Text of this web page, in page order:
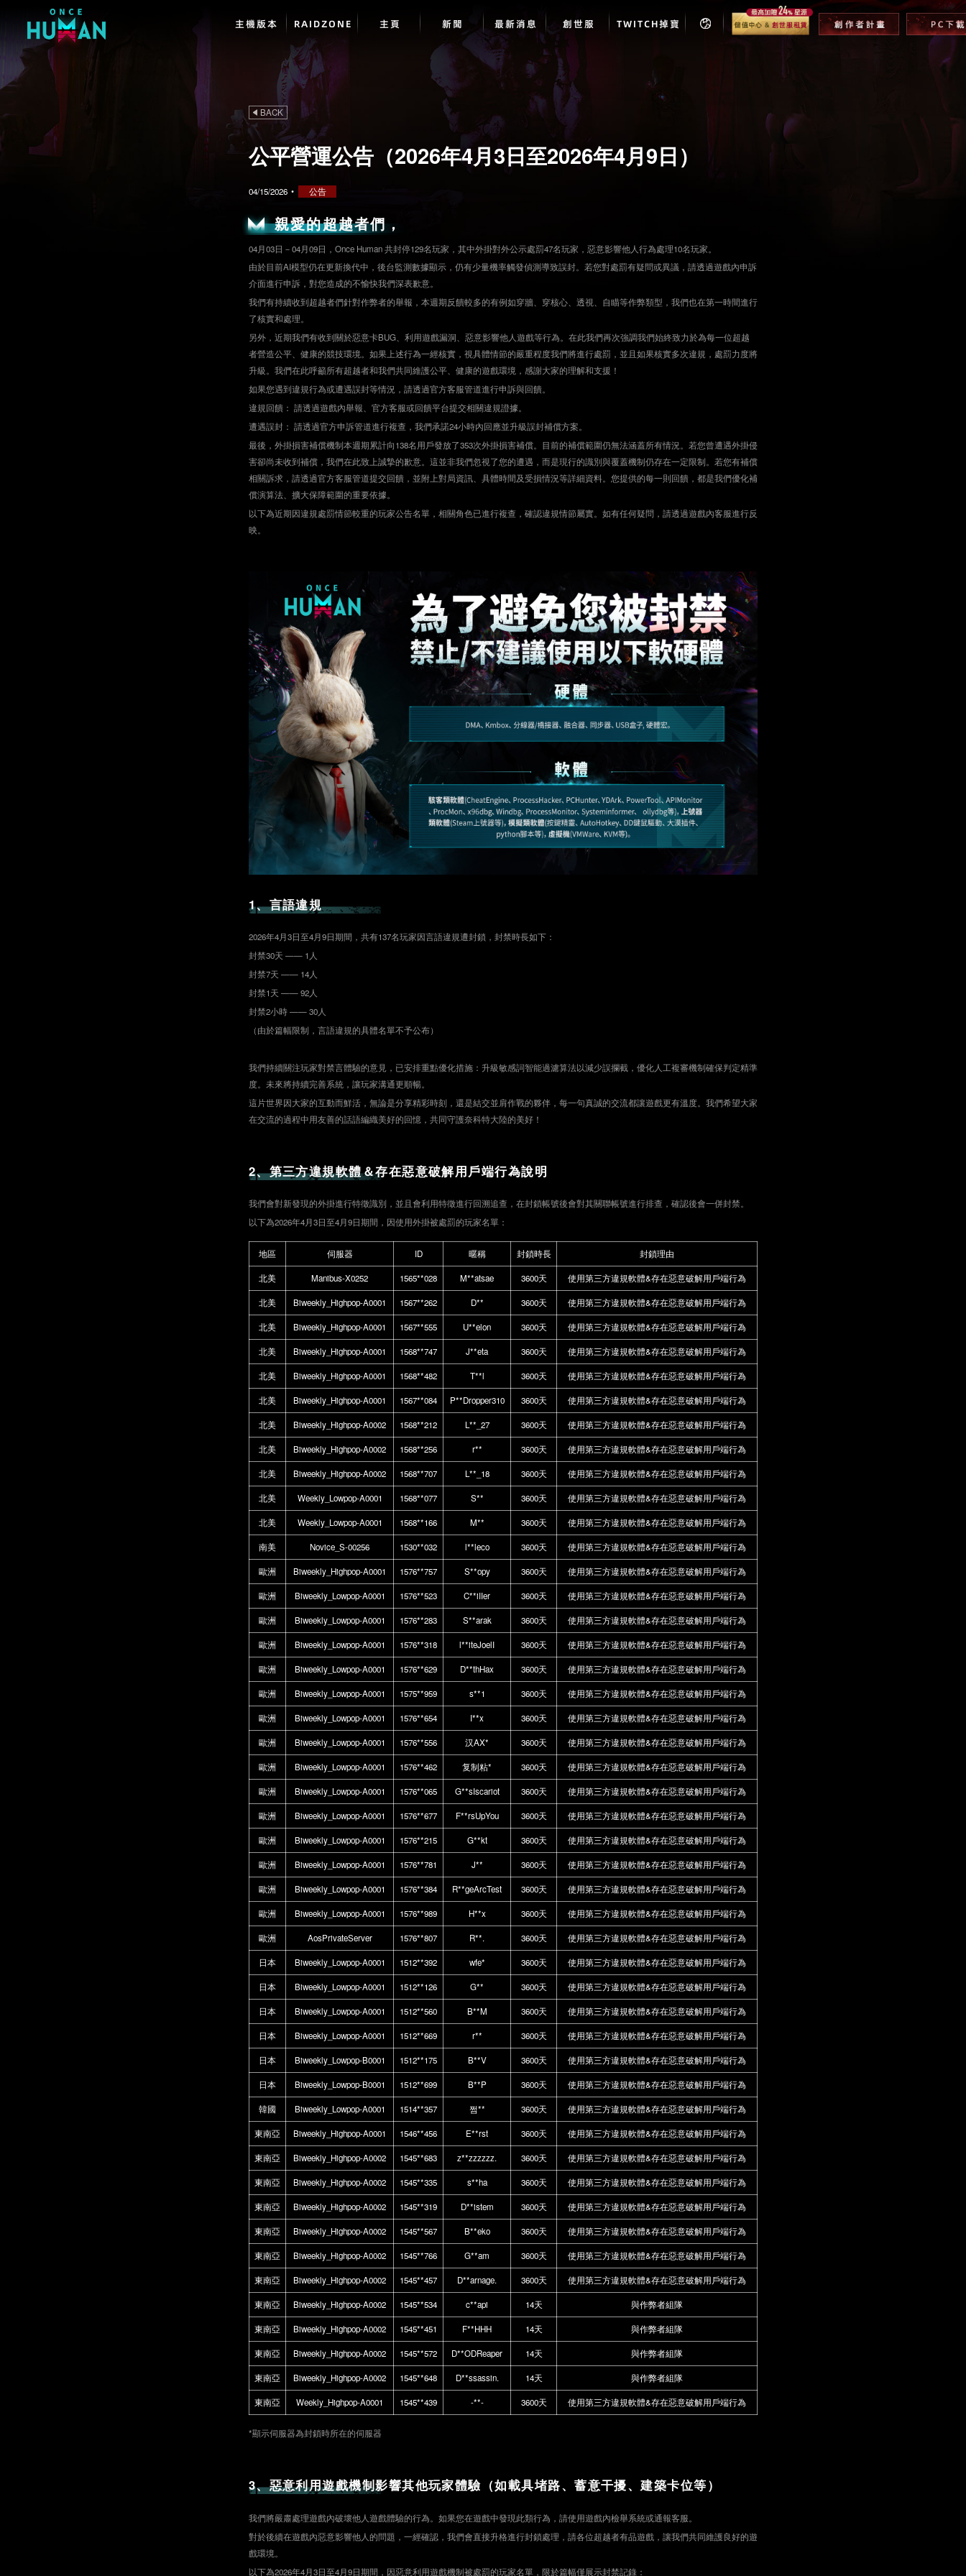
主機版本 RAIDZONE 主頁 新聞 最新消息 創世服 TWITCH掉寶
BACK
公平營運公告（2026年4月3日至2026年4月9日）
04/15/2026 • 公告
親愛的超越者們，
04月03日－04月09日，Once Human 共封停129名玩家，其中外掛對外公示處罰47名玩家，惡意影響他人行為處理10名玩家。
由於目前AI模型仍在更新換代中，後台監測數據顯示，仍有少量機率觸發偵測導致誤封。若您對處罰有疑問或異議，請透過遊戲內申訴
介面進行申訴，對您造成的不愉快我們深表歉意。
我們有持續收到超越者們針對作弊者的舉報，本週期反饋較多的有例如穿牆、穿核心、透視、自瞄等作弊類型，我們也在第一時間進行
了核實和處理。
另外，近期我們有收到關於惡意卡BUG、利用遊戲漏洞、惡意影響他人遊戲等行為。在此我們再次強調我們始終致力於為每一位超越
者營造公平、健康的競技環境。如果上述行為一經核實，視具體情節的嚴重程度我們將進行處罰，並且如果核實多次違規，處罰力度將
升級。我們在此呼籲所有超越者和我們共同維護公平、健康的遊戲環境，感謝大家的理解和支援！
如果您遇到違規行為或遭遇誤封等情況，請透過官方客服管道進行申訴與回饋。
違規回饋： 請透過遊戲內舉報、官方客服或回饋平台提交相關違規證據。
遭遇誤封： 請透過官方申訴管道進行複查，我們承諾24小時內回應並升級誤封補償方案。
最後，外掛損害補償機制本週期累計向138名用戶發放了353次外掛損害補償。目前的補償範圍仍無法涵蓋所有情況。若您曾遭遇外掛侵
害卻尚未收到補償，我們在此致上誠摯的歉意。這並非我們忽視了您的遭遇，而是現行的識別與覆蓋機制仍存在一定限制。若您有補償
相關訴求，請透過官方客服管道提交回饋，並附上對局資訊、具體時間及受損情況等詳細資料。您提供的每一則回饋，都是我們優化補
償演算法、擴大保障範圍的重要依據。
以下為近期因違規處罰情節較重的玩家公告名單，相關角色已進行複查，確認違規情節屬實。如有任何疑問，請透過遊戲內客服進行反
映。
1、言語違規
2026年4月3日至4月9日期間，共有137名玩家因言語違規遭封鎖，封禁時長如下：
封禁30天 —— 1人
封禁7天 —— 14人
封禁1天 —— 92人
封禁2小時 —— 30人
（由於篇幅限制，言語違規的具體名單不予公布）
我們持續關注玩家對禁言體驗的意見，已安排重點優化措施：升級敏感詞智能過濾算法以減少誤攔截，優化人工複審機制確保判定精準
度。未來將持續完善系統，讓玩家溝通更順暢。
這片世界因大家的互動而鮮活，無論是分享精彩時刻，還是結交並肩作戰的夥伴，每一句真誠的交流都讓遊戲更有溫度。我們希望大家
在交流的過程中用友善的話語編織美好的回憶，共同守護奈科特大陸的美好！
2、第三方違規軟體＆存在惡意破解用戶端行為說明
我們會對新發現的外掛進行特徵識別，並且會利用特徵進行回溯追查，在封鎖帳號後會對其關聯帳號進行排查，確認後會一併封禁。
以下為2026年4月3日至4月9日期間，因使用外掛被處罰的玩家名單：
地區 伺服器 ID 暱稱 封鎖時長 封鎖理由
北美 Manibus-X0252 1565**028 M**atsae 3600天 使用第三方違規軟體&存在惡意破解用戶端行為
北美 Biweekly_Highpop-A0001 1567**262 D** 3600天 使用第三方違規軟體&存在惡意破解用戶端行為
北美 Biweekly_Highpop-A0001 1567**555 U**elon 3600天 使用第三方違規軟體&存在惡意破解用戶端行為
北美 Biweekly_Highpop-A0001 1568**747 J**eta 3600天 使用第三方違規軟體&存在惡意破解用戶端行為
北美 Biweekly_Highpop-A0001 1568**482 T**l 3600天 使用第三方違規軟體&存在惡意破解用戶端行為
北美 Biweekly_Highpop-A0001 1567**084 P**Dropper310 3600天 使用第三方違規軟體&存在惡意破解用戶端行為
北美 Biweekly_Highpop-A0002 1568**212 L**_27 3600天 使用第三方違規軟體&存在惡意破解用戶端行為
北美 Biweekly_Highpop-A0002 1568**256 r** 3600天 使用第三方違規軟體&存在惡意破解用戶端行為
北美 Biweekly_Highpop-A0002 1568**707 L**_18 3600天 使用第三方違規軟體&存在惡意破解用戶端行為
北美 Weekly_Lowpop-A0001 1568**077 S** 3600天 使用第三方違規軟體&存在惡意破解用戶端行為
北美 Weekly_Lowpop-A0001 1568**166 M** 3600天 使用第三方違規軟體&存在惡意破解用戶端行為
南美 Novice_S-00256 1530**032 l**leco 3600天 使用第三方違規軟體&存在惡意破解用戶端行為
歐洲 Biweekly_Highpop-A0001 1576**757 S**opy 3600天 使用第三方違規軟體&存在惡意破解用戶端行為
歐洲 Biweekly_Lowpop-A0001 1576**523 C**iIIer 3600天 使用第三方違規軟體&存在惡意破解用戶端行為
歐洲 Biweekly_Lowpop-A0001 1576**283 S**arak 3600天 使用第三方違規軟體&存在惡意破解用戶端行為
歐洲 Biweekly_Lowpop-A0001 1576**318 l**iteJoelI 3600天 使用第三方違規軟體&存在惡意破解用戶端行為
歐洲 Biweekly_Lowpop-A0001 1576**629 D**thHax 3600天 使用第三方違規軟體&存在惡意破解用戶端行為
歐洲 Biweekly_Lowpop-A0001 1575**959 s**1 3600天 使用第三方違規軟體&存在惡意破解用戶端行為
歐洲 Biweekly_Lowpop-A0001 1576**654 I**x 3600天 使用第三方違規軟體&存在惡意破解用戶端行為
歐洲 Biweekly_Lowpop-A0001 1576**556 汉AX* 3600天 使用第三方違規軟體&存在惡意破解用戶端行為
歐洲 Biweekly_Lowpop-A0001 1576**462 复制粘* 3600天 使用第三方違規軟體&存在惡意破解用戶端行為
歐洲 Biweekly_Lowpop-A0001 1576**065 G**sIscariot 3600天 使用第三方違規軟體&存在惡意破解用戶端行為
歐洲 Biweekly_Lowpop-A0001 1576**677 F**rsUpYou 3600天 使用第三方違規軟體&存在惡意破解用戶端行為
歐洲 Biweekly_Lowpop-A0001 1576**215 G**kt 3600天 使用第三方違規軟體&存在惡意破解用戶端行為
歐洲 Biweekly_Lowpop-A0001 1576**781 J** 3600天 使用第三方違規軟體&存在惡意破解用戶端行為
歐洲 Biweekly_Lowpop-A0001 1576**384 R**geArcTest 3600天 使用第三方違規軟體&存在惡意破解用戶端行為
歐洲 Biweekly_Lowpop-A0001 1576**989 H**x 3600天 使用第三方違規軟體&存在惡意破解用戶端行為
歐洲 AosPrivateServer 1576**807 R**. 3600天 使用第三方違規軟體&存在惡意破解用戶端行為
日本 Biweekly_Lowpop-A0001 1512**392 wfe* 3600天 使用第三方違規軟體&存在惡意破解用戶端行為
日本 Biweekly_Lowpop-A0001 1512**126 G** 3600天 使用第三方違規軟體&存在惡意破解用戶端行為
日本 Biweekly_Lowpop-A0001 1512**560 B**M 3600天 使用第三方違規軟體&存在惡意破解用戶端行為
日本 Biweekly_Lowpop-A0001 1512**669 r** 3600天 使用第三方違規軟體&存在惡意破解用戶端行為
日本 Biweekly_Lowpop-B0001 1512**175 B**V 3600天 使用第三方違規軟體&存在惡意破解用戶端行為
日本 Biweekly_Lowpop-B0001 1512**699 B**P 3600天 使用第三方違規軟體&存在惡意破解用戶端行為
韓國 Biweekly_Lowpop-A0001 1514**357 쩜** 3600天 使用第三方違規軟體&存在惡意破解用戶端行為
東南亞 Biweekly_Highpop-A0001 1546**456 E**rst 3600天 使用第三方違規軟體&存在惡意破解用戶端行為
東南亞 Biweekly_Highpop-A0002 1545**683 z**zzzzzz. 3600天 使用第三方違規軟體&存在惡意破解用戶端行為
東南亞 Biweekly_Highpop-A0002 1545**335 s**ha 3600天 使用第三方違規軟體&存在惡意破解用戶端行為
東南亞 Biweekly_Highpop-A0002 1545**319 D**istem 3600天 使用第三方違規軟體&存在惡意破解用戶端行為
東南亞 Biweekly_Highpop-A0002 1545**567 B**eko 3600天 使用第三方違規軟體&存在惡意破解用戶端行為
東南亞 Biweekly_Highpop-A0002 1545**766 G**am 3600天 使用第三方違規軟體&存在惡意破解用戶端行為
東南亞 Biweekly_Highpop-A0002 1545**457 D**arnage. 3600天 使用第三方違規軟體&存在惡意破解用戶端行為
東南亞 Biweekly_Highpop-A0002 1545**534 c**api 14天 與作弊者組隊
東南亞 Biweekly_Highpop-A0002 1545**451 F**HHH 14天 與作弊者組隊
東南亞 Biweekly_Highpop-A0002 1545**572 D**ODReaper 14天 與作弊者組隊
東南亞 Biweekly_Highpop-A0002 1545**648 D**ssassin. 14天 與作弊者組隊
東南亞 Weekly_Highpop-A0001 1545**439 -**- 3600天 使用第三方違規軟體&存在惡意破解用戶端行為
*顯示伺服器為封鎖時所在的伺服器
3、惡意利用遊戲機制影響其他玩家體驗（如載具堵路、蓄意干擾、建築卡位等）
我們將嚴肅處理遊戲內破壞他人遊戲體驗的行為。如果您在遊戲中發現此類行為，請使用遊戲內檢舉系統或通報客服。
對於後續在遊戲內惡意影響他人的問題，一經確認，我們會直接升格進行封鎖處理，請各位超越者有品遊戲，讓我們共同維護良好的遊
戲環境。
以下為2026年4月3日至4月9日期間，因惡意利用遊戲機制被處罰的玩家名單，限於篇幅僅展示封禁記錄：